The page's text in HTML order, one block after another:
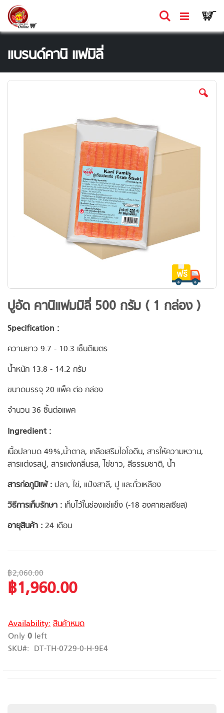
Skip
to
Content
0รายก
ค้นหา
แบรนด์คานิ แฟมิลี่
Skip
to
beginning
of
images
ปูอัด คานิแฟมมิลี่ 500 กรัม ( 1 กล่อง )
Specification :
ความยาว 9.7 - 10.3 เซ็นติเมตร
น้ำหนัก 13.8 - 14.2 กรัม
ขนาดบรรจุ 20 แพ็ค ต่อ กล่อง
จำนวน 36 ชิ้นต่อแพค
Ingredient :
เนื้อปลาบด 49%,น้ำตาล, เกลือเสริมไอโอดีน, สารให้ความหวาน,
สารแต่งรสปู, สารแต่งกลิ่นรส, ไข่ขาว, สีธรรมชาติ, น้ำ
สารก่อภูมิแพ้ :ปลา, ไข่, แป้งสาลี, ปู และถั่วเหลือง
วิธีการเก็บรักษา : เก็บไว้ในช่องแช่แข็ง (-18 องศาเซลเซียส)
อายุสินค้า :24 เดือน
Special
฿1,960.00
฿2,060.00
Availability:สินค้าหมด
Only0 left
SKU
DT-TH-0729-0-H-9E4